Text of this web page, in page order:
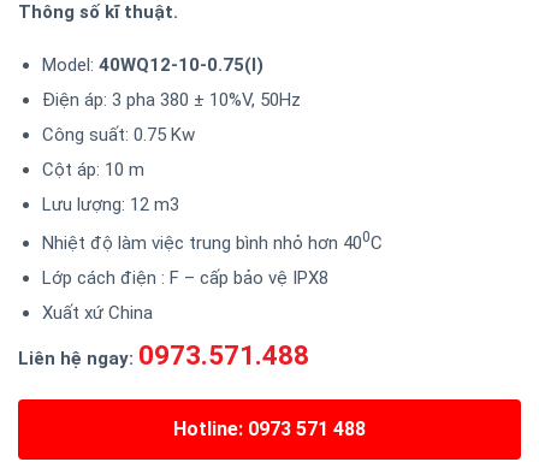
Thông số kĩ thuật.
Model: 40WQ12-10-0.75(I)
Điện áp: 3 pha 380 ± 10%V, 50Hz
Công suất: 0.75 Kw
Cột áp: 10 m
Lưu lượng: 12 m3
Nhiệt độ làm việc trung bình nhỏ hơn 400C
Lớp cách điện : F – cấp bảo vệ IPX8
Xuất xứ China
Liên hệ ngay: 0973.571.488
Hotline: 0973 571 488